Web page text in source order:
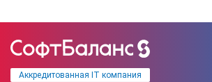
Аккредитованная IT компания